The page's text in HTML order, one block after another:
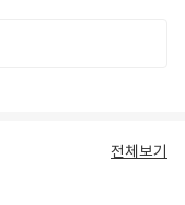
전체보기